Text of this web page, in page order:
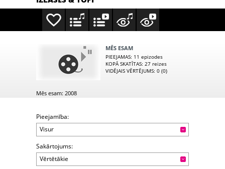
MĒS ESAM
PIEEJAMAS: 11 epizodes
KOPĀ SKATĪTAS: 27 reizes
VIDĒJAIS VĒRTĒJUMS: 0 (0)
Mēs esam: 2008
Pieejamība:
Visur
Sakārtojums:
Vērtētākie